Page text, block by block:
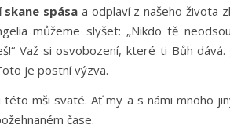
spása a odplaví z našeho života
můžeme slyšet: „Nikdo tě
Važ si osvobození, které ti Bůh
je postní výzva.
mši svaté. Ať my a s námi mnoho
čase.